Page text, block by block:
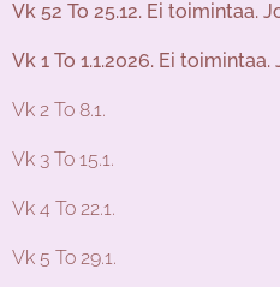
Vk 52 To 25.12. Ei toimintaa.
Vk 1 To 1.1.2026. Ei
Vk 2 To 8.1.
Vk 3 To 15.1.
Vk 4 To 22.1.
Vk 5 To 29.1.